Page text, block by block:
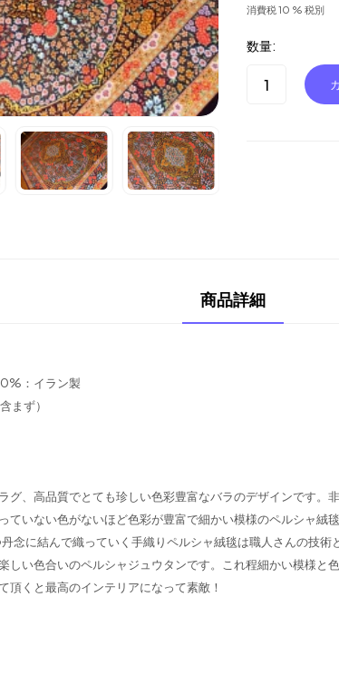
消費税 10 % 税別
数量:
商品詳細
：イラン製
まず）
グ、高品質でとても珍しい色彩豊富なバラのデザインです。
ていない色がないほど色彩が豊富で細かい模様のペルシャ絨
念に結んで織っていく手織りペルシャ絨毯は職人さんの技
しい色合いのペルシャジュウタンです。これ程細かい模様と
頂くと最高のインテリアになって素敵！